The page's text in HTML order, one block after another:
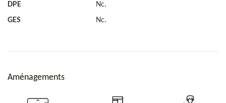
DPE
Nc.
GES
Nc.
Aménagements